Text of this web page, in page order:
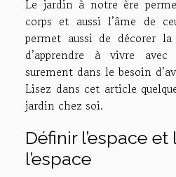
Le jardin à notre ère
corps et aussi l’âme de
permet aussi de décorer
d’apprendre à vivre
surement dans le besoin
Lisez dans cet article
jardin chez soi.
Définir l’espace
l’espace